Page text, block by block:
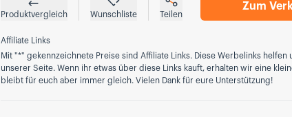
Zum
Produktvergleich Wunschliste Teilen
Affiliate Links
Mit "*" gekennzeichnete Preise sind Affiliate Links. Diese Werbelinks helfen
unserer Seite. Wenn ihr etwas über diese Links kauft, erhalten wir eine
bleibt für euch aber immer gleich. Vielen Dank für eure Unterstützung!